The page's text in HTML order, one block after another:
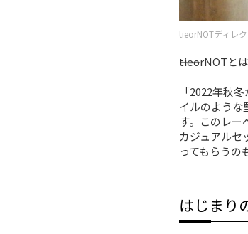
tieorNOTディレ
――tieorNOTと
「2022年秋
イルのような
す。このレー
カジュアルセ
ってもらうの
はじまり